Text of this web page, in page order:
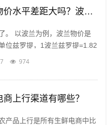
allegro波兰电商:欧盟各国物价水平差距大吗？波兰的物价水平又如何呢？
。 以波兰为例，波兰物价是
位兹罗提，1波兰兹罗提=1.82
物价是按照波兰平均物价计算
974
上行渠道有哪些？
产品上行是所有生鲜电商中比